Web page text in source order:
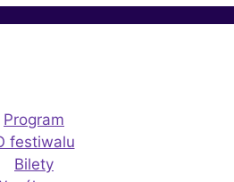
Program
festiwalu
Bilety